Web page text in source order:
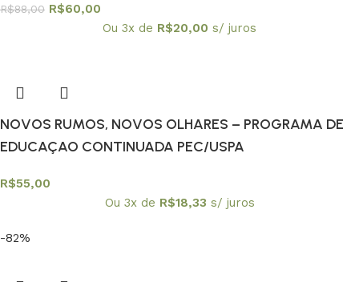
R$88,00 R$60,00
Ou 3x de R$20,00 s/ juros
NOVOS RUMOS, NOVOS OLHARES – PROGRAMA DE
EDUCAÇAO CONTINUADA PEC/USPA
R$55,00
Ou 3x de R$18,33 s/ juros
-82%